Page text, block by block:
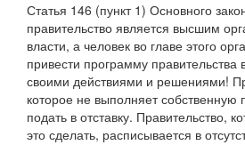
Статья 146 (пункт 1) Основного
правительство является высшим
власти, а человек во главе этого
привести программу правительства
своими действиями и решениями!
которое не выполняет
подать в отставку. Правительство,
это сделать, расписывается в